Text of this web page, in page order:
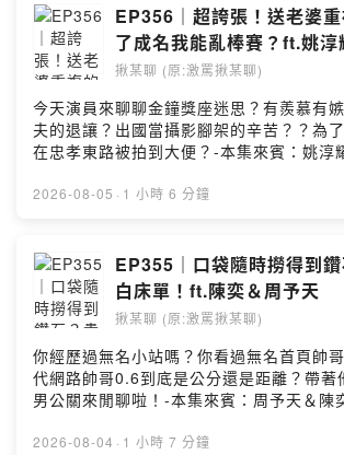
球？勝負欲是跟自己在競爭！🧜 怕後悔？
讓我難以刺青✨ 你是Ｔ人嗎？邱鋒澤：我
完美的人也迷糊！一天到晚搞丟airpod？🃏
上卡牌迷到想出自己的卡牌？⏰ 奧迪點
時？鋒澤：太浪費時間！📦 時間很寶貴！
重要的事！-喜歡請在Apple Podcast給我
有種你就抖內我（？
https://open.firstory.me/join/jomotalk-合
點圖文創意 G8d.creative@gmail.com激
EP356｜超誇張！送老婆
了成名我能亂棒賽？ft.姚淳
揪某聊 (原:激罵揪某聊)
今天演員來聊聊金鐘獎座迷思？有羨慕有
夫的退讓？出國當攝影腳架的辛苦？？為
在忠孝東路被拍到大便？-本集來賓：姚淳
播中每週六晚間9點 公共電視首播｜Netflix
情！阿迪求婚超浪漫佈局！姚淳耀尷尬了
男？姚淳耀送我太太重複的禮物！🦷 沖牙
上課程？等等這集沒業配！📷 老婆太龜毛
拍不好氣到罵髒話？💩 媒體快來拍？如果
東路大便？-喜歡請在Apple Podcast給我
有種你就抖內我（？
https://open.firstory.me/join/jomotalk-合
點圖文創意 G8d.creative@gmail.com激
@jomotalk奧迪｜ @imauddie
2026-08-05 · 1 小時 6 分鐘
EP355｜口袋隨時撈得到
白床單！ft.陳奕＆周予天
揪某聊 (原:激罵揪某聊)
你經歷過無名小站嗎？你看過無名首頁帥
代網路帥哥0.6到底是公分還是距離？帶著
男公關來閒聊啦！-本集來賓：周予天＆陳
館同樂會 👉 遠大售票系統8/23（日）
2026-08-04 · 1 小時 7 分鐘